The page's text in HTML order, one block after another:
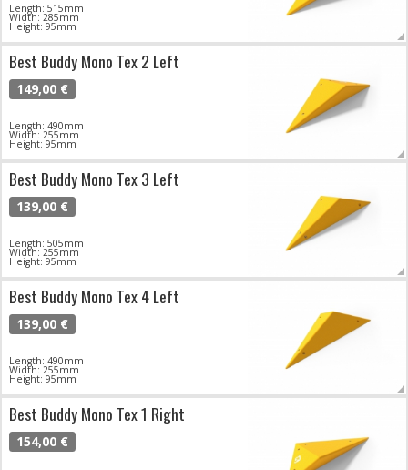
Length: 515mm
Width: 285mm
Height: 95mm
Best Buddy Mono Tex 2 Left
149,00 €
Length: 490mm
Width: 255mm
Height: 95mm
Best Buddy Mono Tex 3 Left
139,00 €
Length: 505mm
Width: 255mm
Height: 95mm
Best Buddy Mono Tex 4 Left
139,00 €
Length: 490mm
Width: 255mm
Height: 95mm
Best Buddy Mono Tex 1 Right
154,00 €